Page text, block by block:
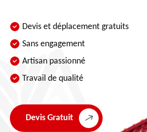
Devis et déplacement gratuits
Sans engagement
Artisan passionné
Travail de qualité
Devis Gratuit